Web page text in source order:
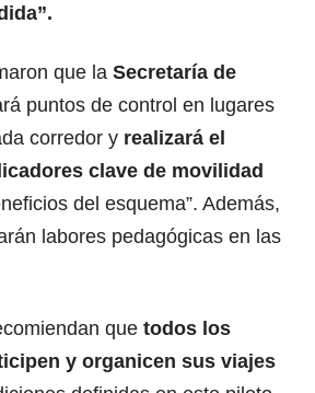
que la Secretaría de
puntos de control en lugares
corredor y realizará el
clave de movilidad
del esquema”. Además,
labores pedagógicas en las
que todos los
y organicen sus viajes